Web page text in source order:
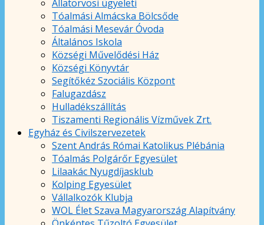
Állatorvosi ügyeleti
Tóalmási Almácska Bölcsőde
Tóalmási Mesevár Óvoda
Általános Iskola
Községi Művelődési Ház
Községi Könyvtár
Segítőkéz Szociális Központ
Falugazdász
Hulladékszállítás
Tiszamenti Regionális Vízművek Zrt.
Egyház és Civilszervezetek
Szent András Római Katolikus Plébánia
Tóalmás Polgárőr Egyesület
Lilaakác Nyugdíjasklub
Kolping Egyesület
Vállalkozók Klubja
WOL Élet Szava Magyarország Alapítvány